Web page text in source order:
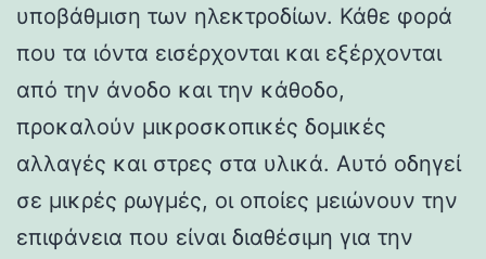
υποβάθμιση των ηλεκτροδίων. Κάθε φορά
που τα ιόντα εισέρχονται και εξέρχονται
από την άνοδο και την κάθοδο,
προκαλούν μικροσκοπικές δομικές
αλλαγές και στρες στα υλικά. Αυτό οδηγεί
σε μικρές ρωγμές, οι οποίες μειώνουν την
επιφάνεια που είναι διαθέσιμη για την